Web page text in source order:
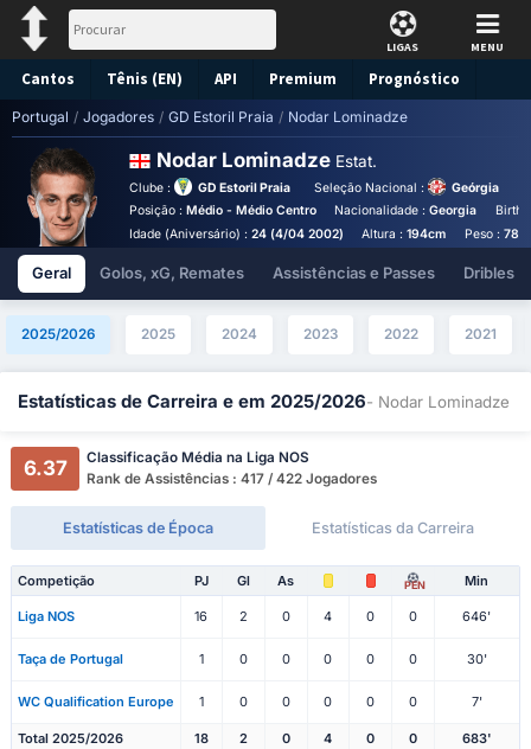
LIGAS MENU
Cantos Tênis (EN) API Premium Prognóstico
Portugal / Jogadores / GD Estoril Praia / Nodar Lominadze
Nodar Lominadze Estat.
Clube : GD Estoril Praia Seleção Nacional :
Geórgia
Posição : Médio - Médio Centro Nacionalidade :Georgia
Idade (Aniversário) : 24 (4/04 2002) Altura :194cm Peso :
Geral Golos, xG, Remates Assistências e Passes Dribles
2025/2026 2025 2024 2023 2022 2021
Estatísticas de Carreira e em 2025/2026- Nodar Lominadze
6.37
Classificação Média na Liga NOS
Rank de Assistências : 417 / 422 Jogadores
Estatísticas de Época Estatísticas da Carreira
Competição PJ Gl As PEN Min
Liga NOS 16 2 0 4 0 0 646'
Taça de Portugal 1 0 0 0 0 0 30'
WC Qualification Europe 1 0 0 0 0 0 7'
Total 2025/2026 18 2 0 4 0 0 683'